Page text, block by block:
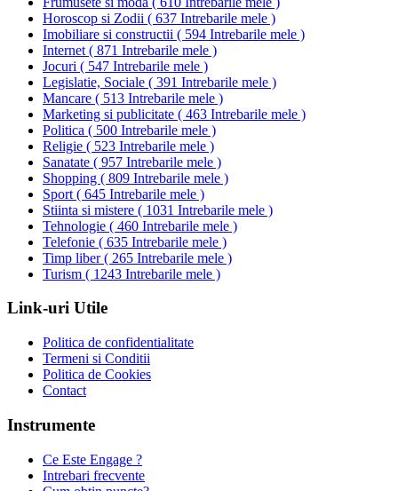
Horoscop si Zodii ( 637 Intrebarile mele )
Imobiliare si constructii ( 594 Intrebarile mele )
Internet ( 871 Intrebarile mele )
Jocuri ( 547 Intrebarile mele )
Legislatie, Sociale ( 391 Intrebarile mele )
Mancare ( 513 Intrebarile mele )
Marketing si publicitate ( 463 Intrebarile mele )
Politica ( 500 Intrebarile mele )
Religie ( 523 Intrebarile mele )
Sanatate ( 957 Intrebarile mele )
Shopping ( 809 Intrebarile mele )
Sport ( 645 Intrebarile mele )
Stiinta si mistere ( 1031 Intrebarile mele )
Tehnologie ( 460 Intrebarile mele )
Telefonie ( 635 Intrebarile mele )
Timp liber( 265 Intrebarile mele )
Turism ( 1243 Intrebarile mele )
Link-uri Utile
Politica de confidentialitate
Termeni si Conditii
Politica de Cookies
Contact
Instrumente
Ce Este Engage ?
Intrebari frecvente